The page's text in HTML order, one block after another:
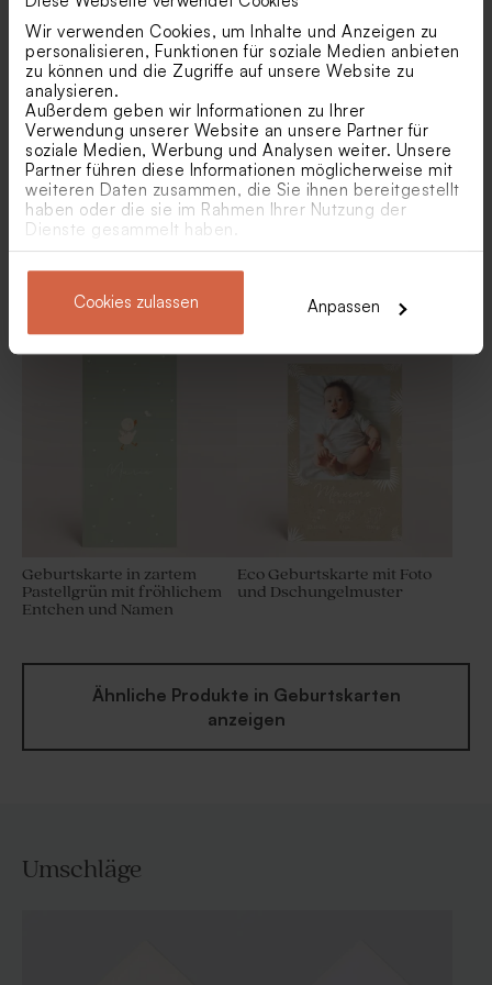
Wir verwenden Cookies, um Inhalte und Anzeigen zu
personalisieren, Funktionen für soziale Medien anbieten
zu können und die Zugriffe auf unsere Website zu
analysieren.
Außerdem geben wir Informationen zu Ihrer
Verwendung unserer Website an unsere Partner für
soziale Medien, Werbung und Analysen weiter. Unsere
Partner führen diese Informationen möglicherweise mit
weiteren Daten zusammen, die Sie ihnen bereitgestellt
haben oder die sie im Rahmen Ihrer Nutzung der
Dienste gesammelt haben.
Cookies zulassen Anpassen
Bordeauxfarbene
Schokoladendragees
Gastgeschenk zur Taufe 1 kg
(± 240 Stück)
Trockenblumen 'Lagurus
Melon' | Taufdekoration
Braun' | Taufdekoration
mit Foto 'Wild One' | Animal-
Design
Foto 'Wild Hello' | veredelt
Waldtieren 'Happy Tree' | aus
Postkarte
Geburtskarte in zartem
Pastellgrün mit fröhlichem
Entchen und Namen
Eco Geburtskarte mit Foto
und Dschungelmuster
Ähnliche Produkte in Geburtskarten
anzeigen
Umschläge